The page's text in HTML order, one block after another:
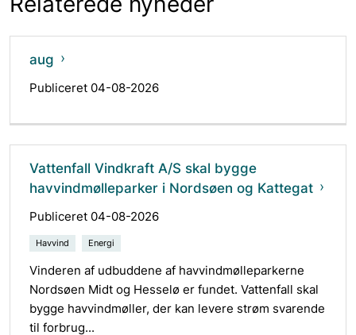
aug
Publiceret 04-08-2026
Vattenfall Vindkraft A/S skal bygge
havvindmølleparker i Nordsøen og Kattegat
Publiceret 04-08-2026
Havvind Energi
Vinderen af udbuddene af havvindmølleparkerne
Nordsøen Midt og Hesselø er fundet. Vattenfall skal
bygge havvindmøller, der kan levere strøm svarende
til forbrug...